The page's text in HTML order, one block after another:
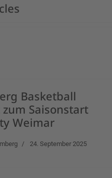
Basketball
Saisonstart
Weimar
24. September 2025